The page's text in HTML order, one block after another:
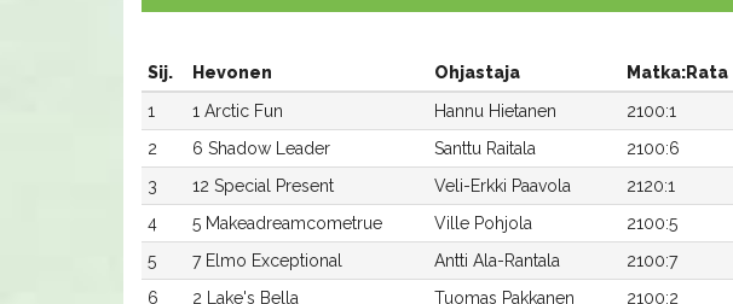
Sij. Hevonen Ohjastaja Matka:Rata
1
1 Arctic Fun Hannu Hietanen 2100:1
2
6 Shadow Leader Santtu Raitala 2100:6
3
12 Special Present Veli-Erkki Paavola 2120:1
4
5 Makeadreamcometrue Ville Pohjola 2100:5
5
7 Elmo Exceptional Antti Ala-Rantala 2100:7
6
2 Lake's Bella Tuomas Pakkanen 2100:2